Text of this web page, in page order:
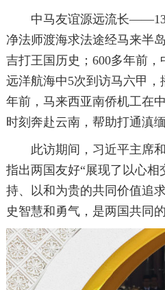
中马友谊源远流长
净法师渡海求法途经马来半
吉打王国历史；600多年前
远洋航海中5次到访马六甲，
年前，马来西亚南侨机工在
时刻奔赴云南，帮助打通滇
此访期间，习近平主席和
指出两国友好“展现了以心相
持、以和为贵的共同价值追
史智慧和勇气，是两国共同的